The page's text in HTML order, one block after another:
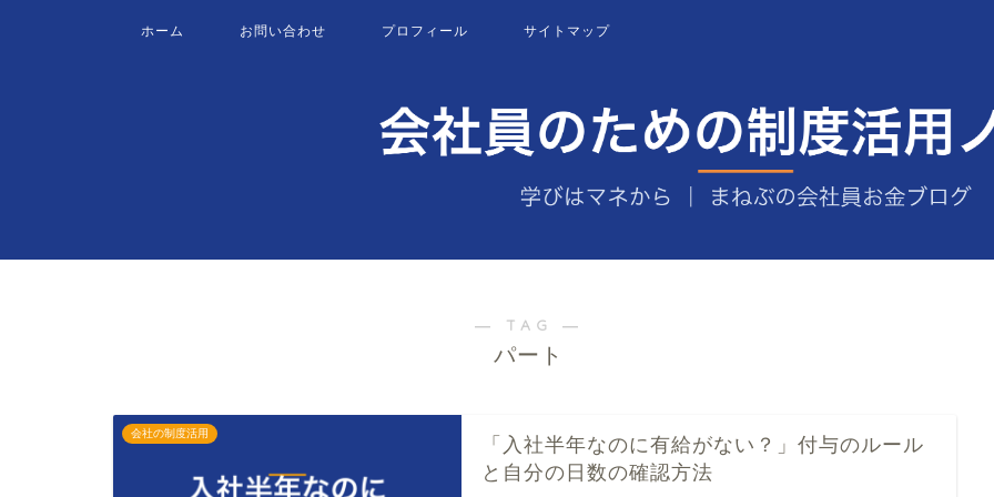
ホーム お問い合わせ プロフィール サイトマップ
― TAG ―
パート
会社の制度活用
「入社半年なのに有給がない？」付与のルール
と自分の日数の確認方法